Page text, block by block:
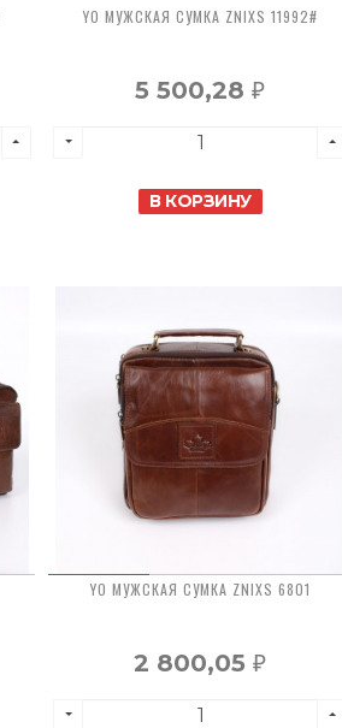
YO МУЖСКАЯ СУМКА ZNIXS 11992#
5 500,28₽
В КОРЗИНУ
YO МУЖСКАЯ СУМКА ZNIXS 6801
2 800,05₽